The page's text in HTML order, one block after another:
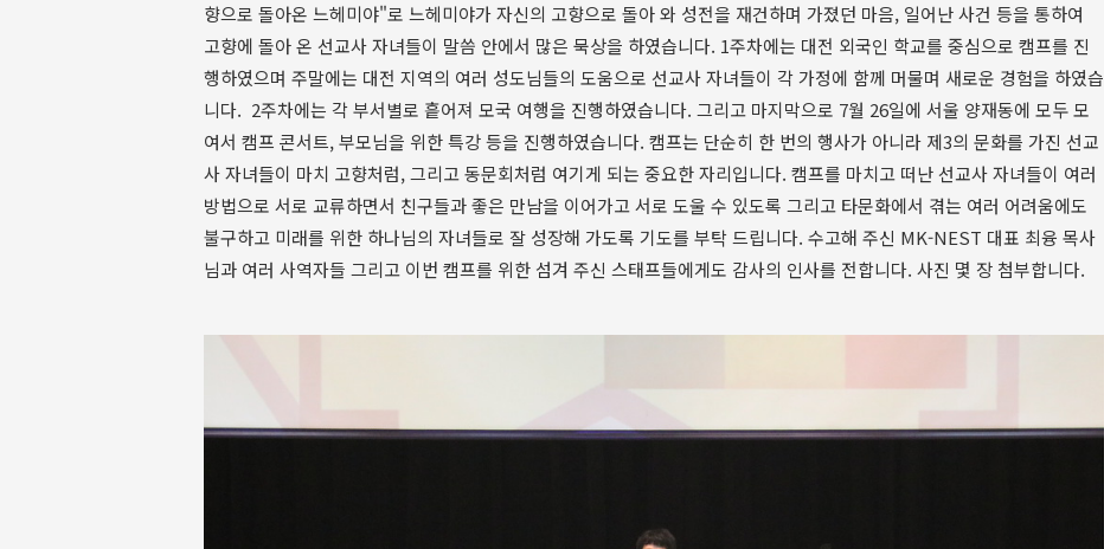
향으로 돌아온 느헤미야"로 느헤미야가 자신의 고향으로 돌아 와 성전을 재건하며 가졌던 마음, 일어난 사건 등을 통하여
고향에 돌아 온 선교사 자녀들이 말씀 안에서 많은 묵상을 하였습니다. 1주차에는 대전 외국인 학교를 중심으로 캠프를 진
행하였으며 주말에는 대전 지역의 여러 성도님들의 도움으로 선교사 자녀들이 각 가정에 함께 머물며 새로운 경험을 하였습
니다. 2주차에는 각 부서별로 흩어져 모국 여행을 진행하였습니다. 그리고 마지막으로 7월 26일에 서울 양재동에 모두 모
여서 캠프 콘서트, 부모님을 위한 특강 등을 진행하였습니다. 캠프는 단순히 한 번의 행사가 아니라 제3의 문화를 가진 선교
사 자녀들이 마치 고향처럼, 그리고 동문회처럼 여기게 되는 중요한 자리입니다. 캠프를 마치고 떠난 선교사 자녀들이 여러
방법으로 서로 교류하면서 친구들과 좋은 만남을 이어가고 서로 도울 수 있도록 그리고 타문화에서 겪는 여러 어려움에도
불구하고 미래를 위한 하나님의 자녀들로 잘 성장해 가도록 기도를 부탁 드립니다. 수고해 주신 MK-NEST 대표 최융 목사
님과 여러 사역자들 그리고 이번 캠프를 위한 섬겨 주신 스태프들에게도 감사의 인사를 전합니다. 사진 몇 장 첨부합니다.